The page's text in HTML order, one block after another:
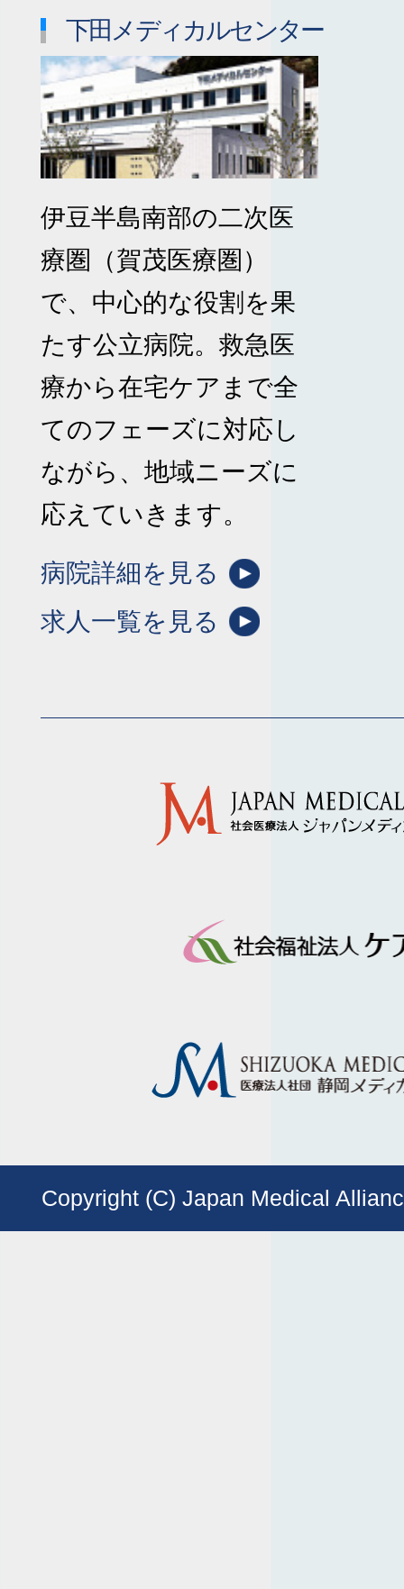
下田メディカルセンター
伊豆半島南部の二次医
療圏（賀茂医療圏）
で、中心的な役割を果
たす公立病院。救急医
療から在宅ケアまで全
てのフェーズに対応し
ながら、地域ニーズに
応えていきます。
病院詳細を見る
求人一覧を見る
Copyright (C) Japan Medical